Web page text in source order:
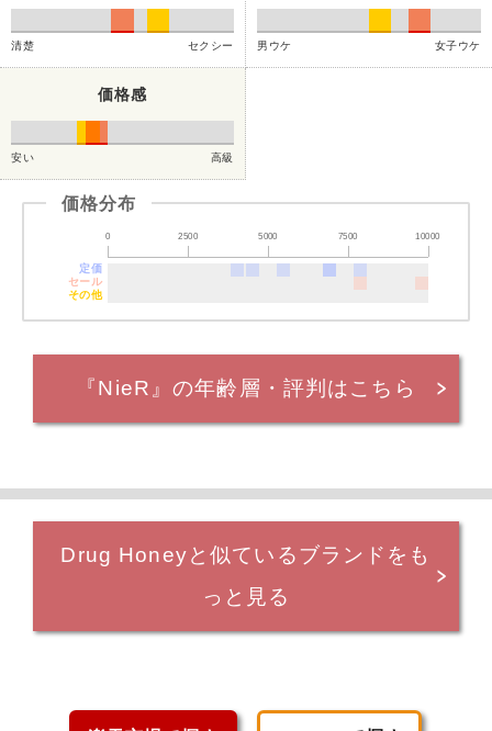
清楚 セクシー 男ウケ 女子ウケ
価格感
安い 高級
価格分布
0 2500 5000 7500 10000
定価
セール
その他
『NieR』の年齢層・評判はこちら
Drug Honeyと似ているブランドをも
っと見る